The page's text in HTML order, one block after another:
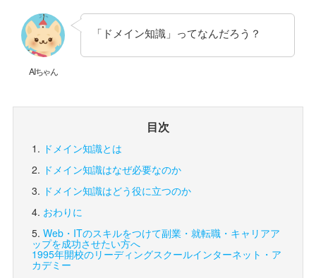
AIちゃん
「ドメイン知識」ってなんだろう？
目次
ドメイン知識とは
ドメイン知識はなぜ必要なのか
ドメイン知識はどう役に立つのか
おわりに
Web・ITのスキルをつけて副業・就転職・キャリアア
ップを成功させたい方へ
1995年開校のリーディングスクールインターネット・ア
カデミー